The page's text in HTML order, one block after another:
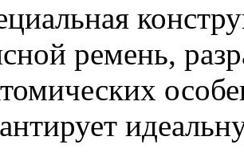
ремень,